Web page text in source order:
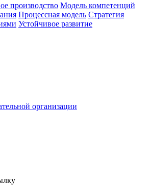
производство Модель компетенций
Процессная модель Стратегия
Устойчивое развитие
организации